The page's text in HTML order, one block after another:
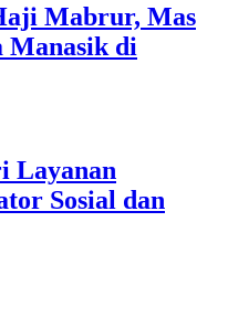
Mabrur, Mas
Manasik di
Layanan
Sosial dan